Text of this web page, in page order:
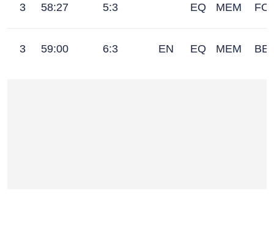
3 58:27 5:3 EQ MEM
3 59:00 6:3 EN EQ MEM